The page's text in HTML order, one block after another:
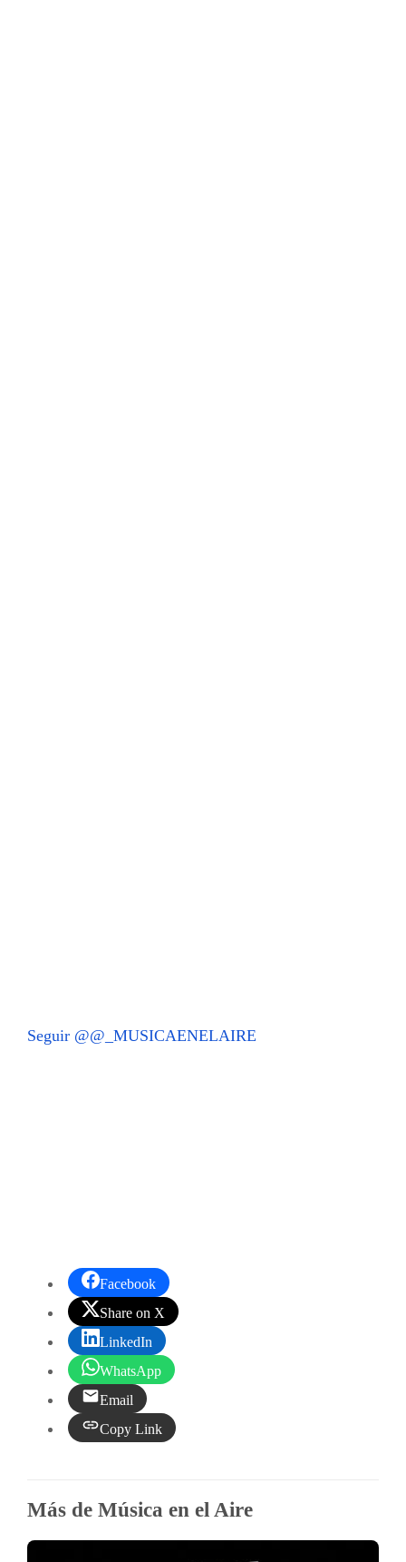
Seguir @@_MUSICAENELAIRE
Facebook
Share on X
LinkedIn
WhatsApp
Email
Copy Link
Más de Música en el Aire